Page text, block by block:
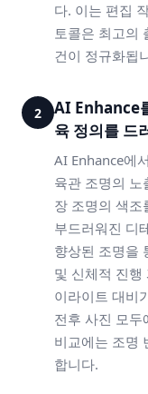
다. 이는 편집
토콜은 최고의
건이 정규화됩
2
AI Enhance
육 정의를 드
AI Enhance에
육관 조명의 노
장 조명의 색조
부드러워진 디
향상된 조명을
및 신체적 진
이라이트 대비
전후 사진 모두
비교에는 조명
합니다.